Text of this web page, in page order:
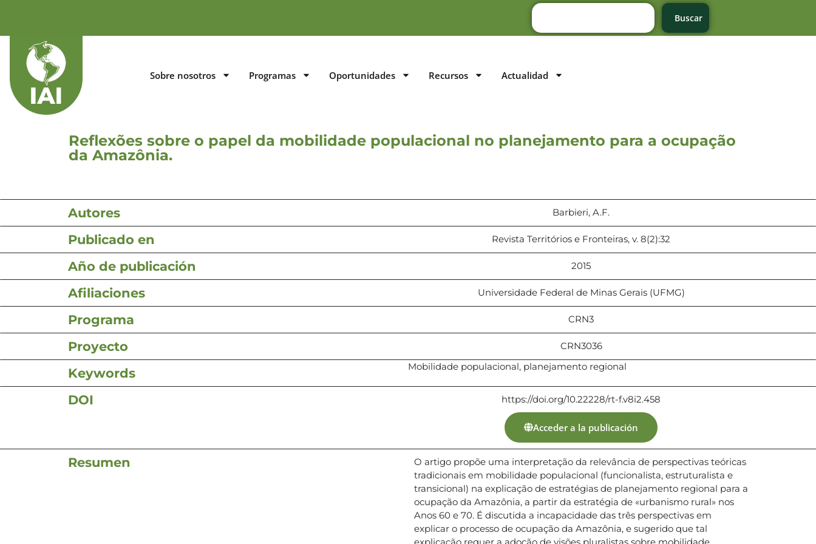
Buscar
Sobre nosotros Programas Oportunidades Recursos Actualidad
Reflexões sobre o papel da mobilidade populacional no planejamento para a ocupação
da Amazônia.
Autores Barbieri, A.F.
Publicado en Revista Territórios e Fronteiras, v. 8(2):32
Año de publicación 2015
Afiliaciones Universidade Federal de Minas Gerais (UFMG)
Programa CRN3
Proyecto CRN3036
Keywords Mobilidade populacional, planejamento regional
DOI https://doi.org/10.22228/rt-f.v8i2.458
Acceder a la publicación
Resumen
O artigo propõe uma interpretação da relevância de perspectivas teóricas
tradicionais em mobilidade populacional (funcionalista, estruturalista e
transicional) na explicação de estratégias de planejamento regional para a
ocupação da Amazônia, a partir da estratégia de «urbanismo rural» nos
Anos 60 e 70. É discutida a incapacidade das três perspectivas em
explicar o processo de ocupação da Amazônia, e sugerido que tal
explicação requer a adoção de visões pluralistas sobre mobilidade